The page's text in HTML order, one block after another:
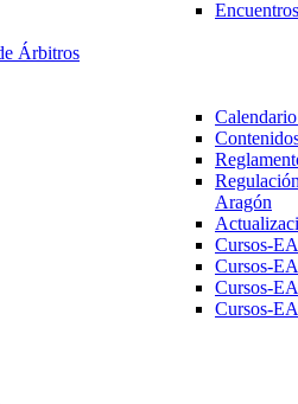
Árbitros
Aragón
Cursos-
Cursos-
Cursos-
Cursos-